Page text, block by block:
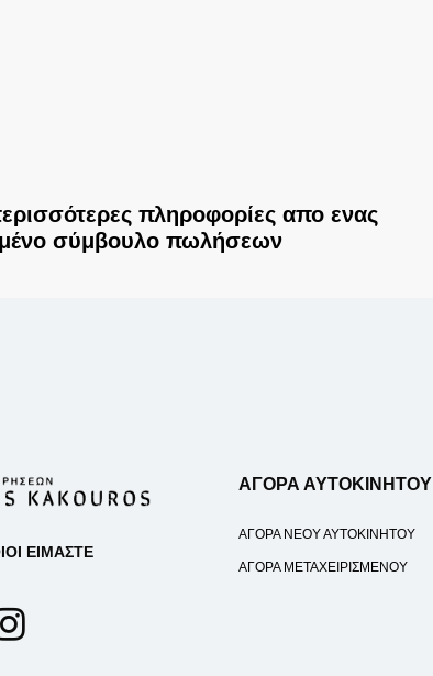
πληροφορίες απο ενας
σύμβουλο πωλήσεων
ΕΙΜΑΣΤΕ
ΑΓΟΡΑ ΑΥΤΟΚΙΝΗΤΟΥ
ΑΓΟΡΑ ΝΕΟΥ ΑΥΤΟΚΙΝΗΤΟΥ
ΑΓΟΡΑ ΜΕΤΑΧΕΙΡΙΣΜΕΝΟΥ